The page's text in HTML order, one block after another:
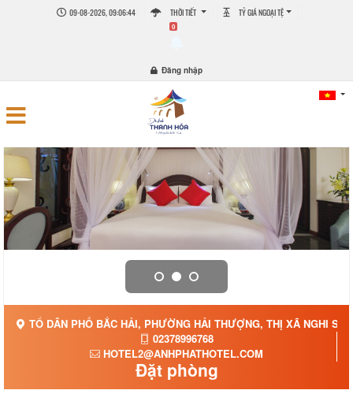
09-08-2026, 09:06:47 THỜI TIẾT TỶ GIÁ NGOẠI TỆ
0
Đăng nhập
TỔ DÂN PHỐ BẮC HẢI, PHƯỜNG HẢI THƯỢNG, THỊ XÃ NGHI
02378996768
HOTEL2@ANHPHATHOTEL.COM
Đặt phòng